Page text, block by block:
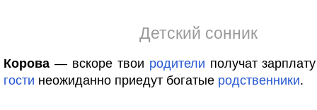
Детский сонник
Корова — вскоре твои родители получат
гости неожиданно приедут богатые родственники.